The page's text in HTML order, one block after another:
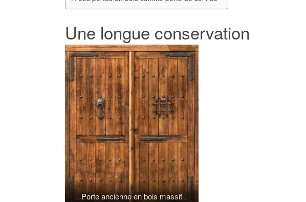
Une longue conservation
Porte ancienne en bois massif